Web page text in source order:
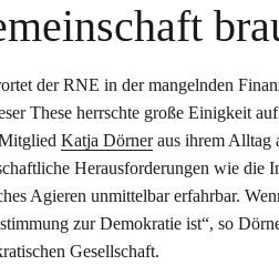
der RNE in der mangelnden
These herrschte große Einigkeit
Katja Dörneraus ihrem Alltag
Herausforderungen wie
Agieren unmittelbar erfahrbar.
zur Demokratie ist“, so
Gesellschaft.